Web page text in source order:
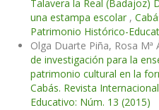
Talavera la Real (Badajoz)
una estampa escolar ,
Patrimonio Histórico-
Olga Duarte Piña, Rosa Mª
de investigación para la
patrimonio cultural en la
Cabás. Revista
Educativo: Núm. 13 (2015)